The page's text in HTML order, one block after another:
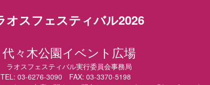
オスフェスティバル2026
代々木公園イベント広場
ラオスフェスティバル実行委員会事務局
TEL: 03-6276-3090 FAX: 03-3370-5198